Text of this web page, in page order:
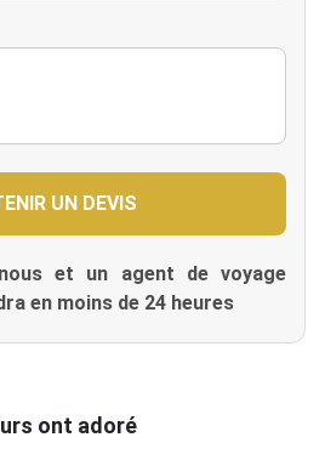
et un agent de voyage
en moins de 24 heures
ont adoré